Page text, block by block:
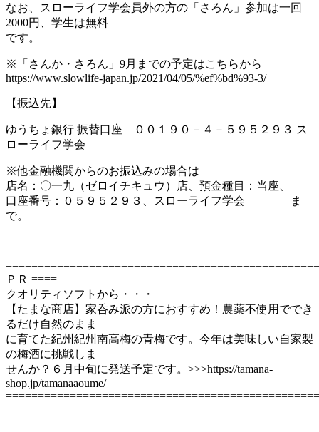
なお、スローライフ学会員外の方の「さろん」参加は一回
2000円、学生は無料
です。
※「さんか・さろん」9月までの予定はこちらから
https://www.slowlife-japan.jp/2021/04/05/%ef%bd%93-3/
【振込先】
ゆうちょ銀行 振替口座 ００１９０－４－５９５２９３ ス
ローライフ学会
※他金融機関からのお振込みの場合は
店名：〇一九（ゼロイチキュウ）店、預金種目：当座、
口座番号：０５９５２９３、スローライフ学会 ま
で。
ＰＲ ====
クオリティソフトから・・・
【たまな商店】家呑み派の方におすすめ！農薬不使用ででき
るだけ自然のまま
に育てた紀州紀州南高梅の青梅です。今年は美味しい自家製
の梅酒に挑戦しま
せんか？６月中旬に発送予定です。>>>https://tamana-
shop.jp/tamanaaoume/